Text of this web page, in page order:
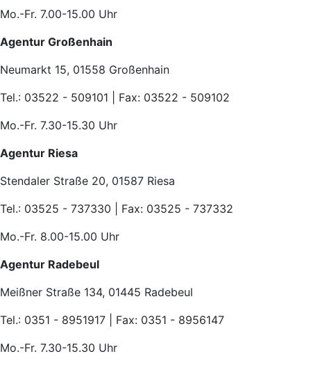
Mo.-Fr. 7.00-15.00 Uhr
Agentur Großenhain
Neumarkt 15, 01558 Großenhain
Tel.: 03522 - 509101 | Fax: 03522 - 509102
Mo.-Fr. 7.30-15.30 Uhr
Agentur Riesa
Stendaler Straße 20, 01587 Riesa
Tel.: 03525 - 737330 | Fax: 03525 - 737332
Mo.-Fr. 8.00-15.00 Uhr
Agentur Radebeul
Meißner Straße 134, 01445 Radebeul
Tel.: 0351 - 8951917 | Fax: 0351 - 8956147
Mo.-Fr. 7.30-15.30 Uhr